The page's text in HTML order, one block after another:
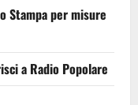
Stampa per misure
a Radio Popolare